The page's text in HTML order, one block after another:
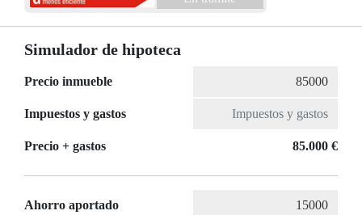
Simulador de hipoteca
Precio inmueble
Impuestos y gastos
Precio + gastos 85.000 €
Ahorro aportado